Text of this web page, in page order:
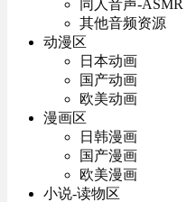
同人音声-
其他音频资源
动漫区
日本动画
国产动画
欧美动画
漫画区
日韩漫画
国产漫画
欧美漫画
小说-读物区